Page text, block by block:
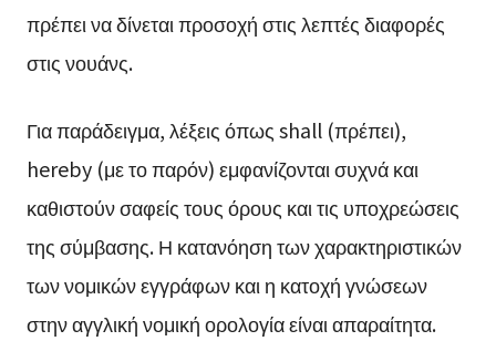
πρέπει να δίνεται προσοχή στις λεπτές διαφορές
στις νουάνς.
Για παράδειγμα, λέξεις όπως shall (πρέπει),
hereby (με το παρόν) εμφανίζονται συχνά και
καθιστούν σαφείς τους όρους και τις υποχρεώσεις
της σύμβασης. Η κατανόηση των χαρακτηριστικών
των νομικών εγγράφων και η κατοχή γνώσεων
στην αγγλική νομική ορολογία είναι απαραίτητα.